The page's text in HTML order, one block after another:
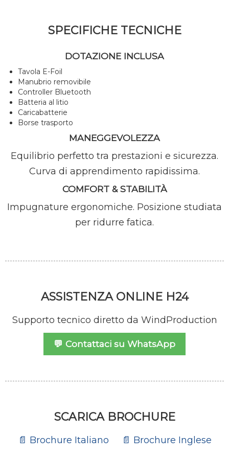
SPECIFICHE TECNICHE
DOTAZIONE INCLUSA
Tavola E-Foil
Manubrio removibile
Controller Bluetooth
Batteria al litio
Caricabatterie
Borse trasporto
MANEGGEVOLEZZA
Equilibrio perfetto tra prestazioni e sicurezza.
Curva di apprendimento rapidissima.
COMFORT & STABILITÀ
Impugnature ergonomiche. Posizione studiata
per ridurre fatica.
ASSISTENZA ONLINE H24
Supporto tecnico diretto da WindProduction
💬 Contattaci su WhatsApp
SCARICA BROCHURE
📄 Brochure Italiano 📄 Brochure Inglese